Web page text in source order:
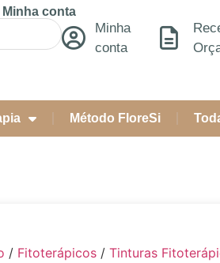
Minha conta
Minha
conta
Método FloreSi
/ Fitoterápicos /Tinturas